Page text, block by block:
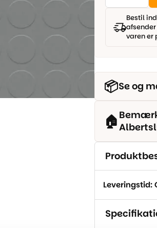
antal
Bestil
varen er
📦Se og
🏠
Leveringstid: